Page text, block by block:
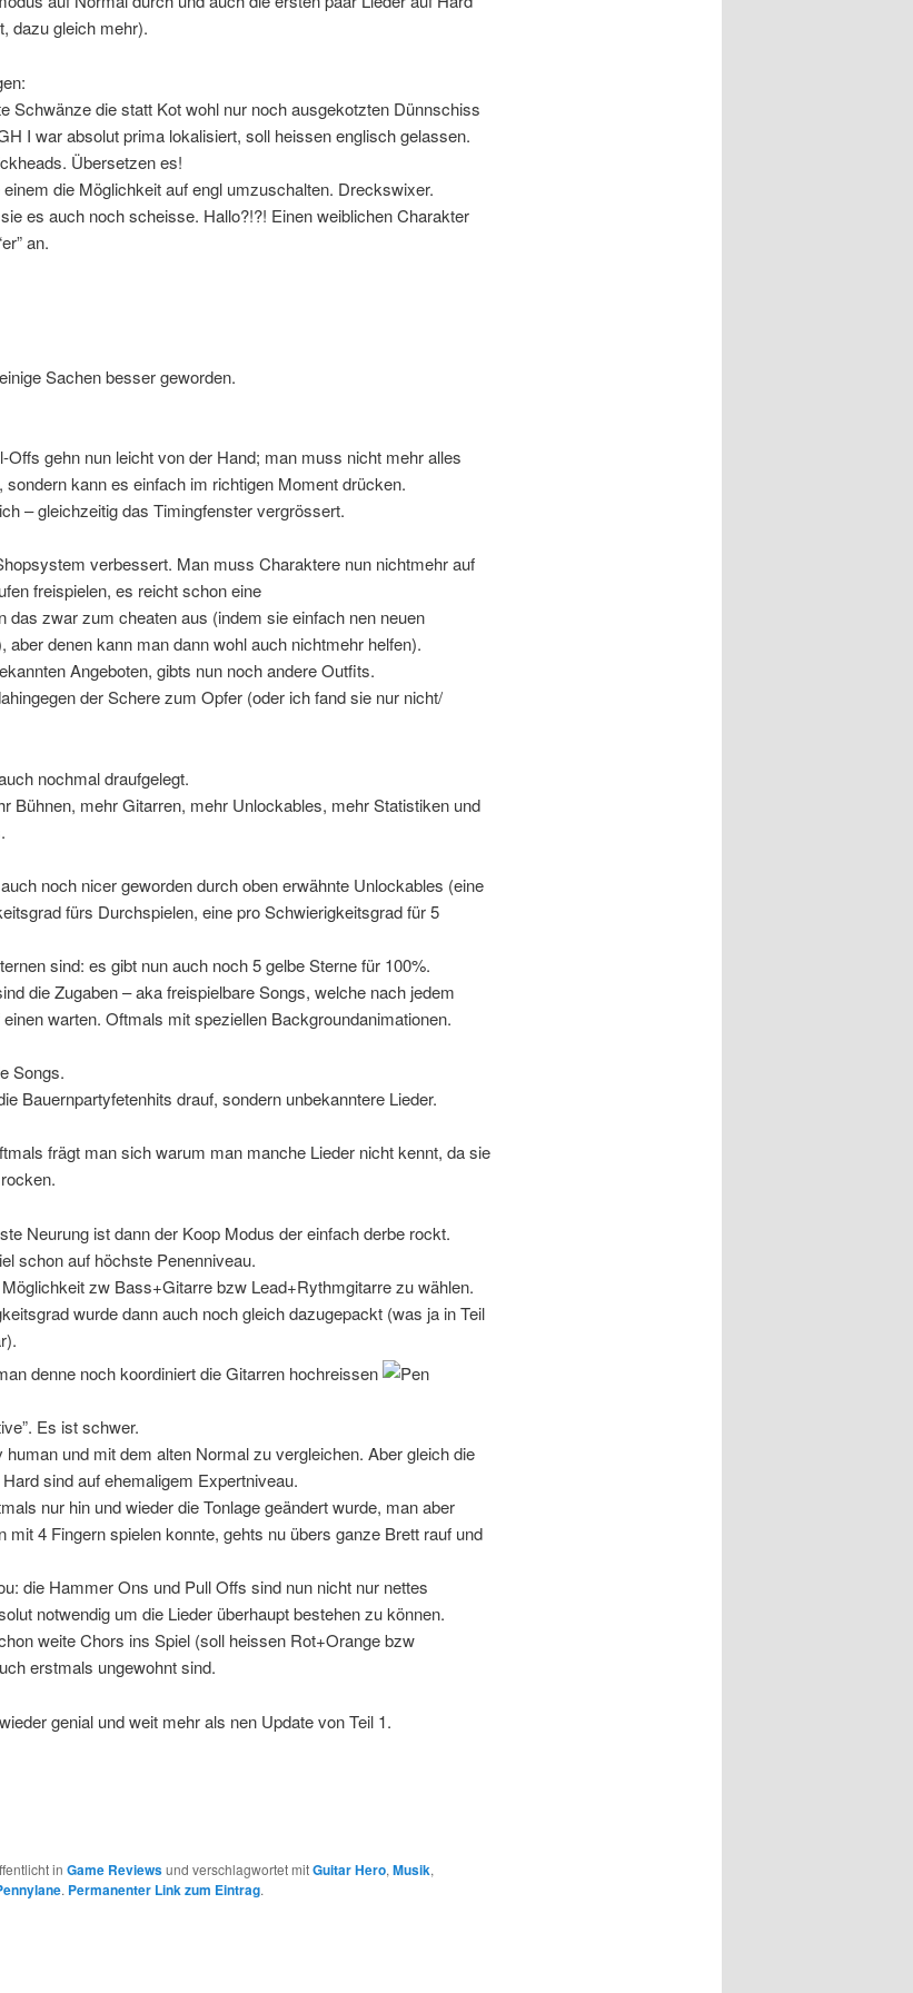
dazu gleich mehr).
Schwänze die statt Kot wohl nur noch ausgekotzten Dünnschiss
I war absolut prima lokalisiert, soll heissen englisch gelassen.
Übersetzen es!
die Möglichkeit auf engl umzuschalten. Dreckswixer.
es auch noch scheisse. Hallo?!?! Einen weiblichen Charakter
an.
Sachen besser geworden.
Offs gehn nun leicht von der Hand; man muss nicht mehr alles
sondern kann es einfach im richtigen Moment drücken.
– gleichzeitig das Timingfenster vergrössert.
verbessert. Man muss Charaktere nun nichtmehr auf
freispielen, es reicht schon eine
das zwar zum cheaten aus (indem sie einfach nen neuen
denen kann man dann wohl auch nichtmehr helfen).
Angeboten, gibts nun noch andere Outfits.
der Schere zum Opfer (oder ich fand sie nur nicht/
nochmal draufgelegt.
Bühnen, mehr Gitarren, mehr Unlockables, mehr Statistiken und
noch nicer geworden durch oben erwähnte Unlockables (eine
fürs Durchspielen, eine pro Schwierigkeitsgrad für 5
sind: es gibt nun auch noch 5 gelbe Sterne für 100%.
die Zugaben – aka freispielbare Songs, welche nach jedem
einen warten. Oftmals mit speziellen Backgroundanimationen.
Songs.
Bauernpartyfetenhits drauf, sondern unbekanntere Lieder.
frägt man sich warum man manche Lieder nicht kennt, da sie
Neurung ist dann der Koop Modus der einfach derbe rockt.
schon auf höchste Penenniveau.
zw Bass+Gitarre bzw Lead+Rythmgitarre zu wählen.
wurde dann auch noch gleich dazugepackt (was ja in Teil
denne noch koordiniert die Gitarren hochreissen
Es ist schwer.
und mit dem alten Normal zu vergleichen. Aber gleich die
sind auf ehemaligem Expertniveau.
nur hin und wieder die Tonlage geändert wurde, man aber
mit 4 Fingern spielen konnte, gehts nu übers ganze Brett rauf und
die Hammer Ons und Pull Offs sind nun nicht nur nettes
notwendig um die Lieder überhaupt bestehen zu können.
weite Chors ins Spiel (soll heissen Rot+Orange bzw
erstmals ungewohnt sind.
genial und weit mehr als nen Update von Teil 1.
in Game Reviewsund verschlagwortet mitGuitar Hero, Musik,
. Permanenter Link zum Eintrag.